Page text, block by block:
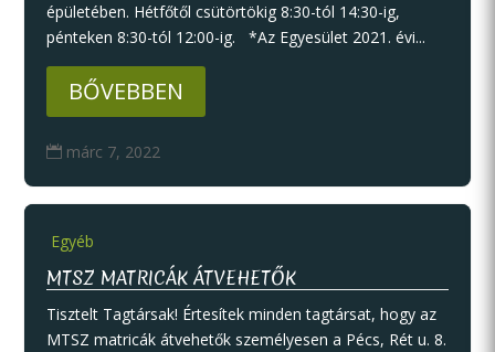
épületében. Hétfőtől csütörtökig 8:30-tól 14:30-ig,
pénteken 8:30-tól 12:00-ig. *Az Egyesület 2021. évi...
BŐVEBBEN
 márc 7, 2022
Egyéb
MTSZ MATRICÁK ÁTVEHETŐK
Tisztelt Tagtársak! Értesítek minden tagtársat, hogy az
MTSZ matricák átvehetők személyesen a Pécs, Rét u. 8.